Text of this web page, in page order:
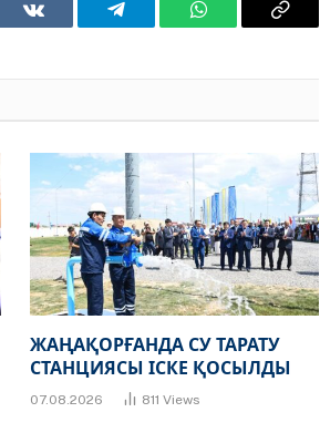
VKontakteTelegram WhatsAppCopy
ЖАҢАҚОРҒАНДА СУ ТАРАТУ
СТАНЦИЯСЫ ІСКЕ ҚОСЫЛДЫ
07.08.2026 811 Views